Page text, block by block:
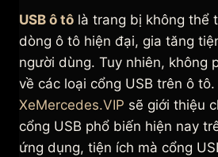
USB ô tô là trang bị không thể
dòng ô tô hiện đại, gia tăng
người dùng. Tuy nhiên, không
về các loại cổng USB trên ô
XeMercedes.VIP sẽ giới thiệu
cổng USB phổ biến hiện nay
ứng dụng, tiện ích mà cổng